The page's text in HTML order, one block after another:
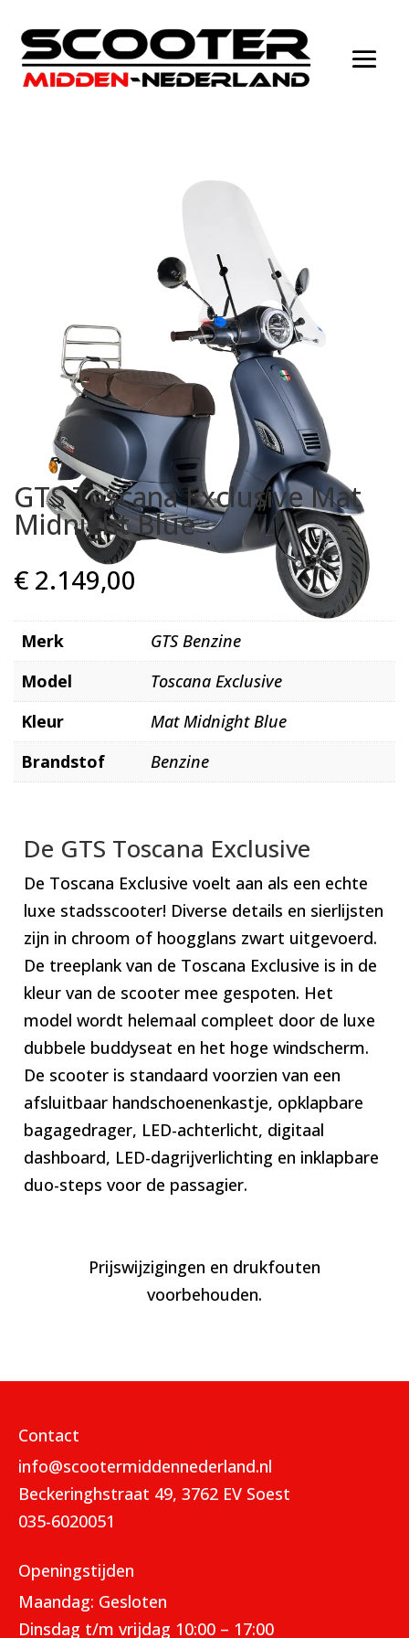
GTS Toscana Exclusive Mat
Midnight Blue
€ 2.149,00
Merk
GTS Benzine
Model
Toscana Exclusive
Kleur
Mat Midnight Blue
Brandstof
Benzine
De GTS Toscana Exclusive
De Toscana Exclusive voelt aan als een echte
luxe stadsscooter! Diverse details en sierlijsten
zijn in chroom of hoogglans zwart uitgevoerd.
De treeplank van de Toscana Exclusive is in de
kleur van de scooter mee gespoten. Het
model wordt helemaal compleet door de luxe
dubbele buddyseat en het hoge windscherm.
De scooter is standaard voorzien van een
afsluitbaar handschoenenkastje, opklapbare
bagagedrager, LED-achterlicht, digitaal
dashboard, LED-dagrijverlichting en inklapbare
duo-steps voor de passagier.
Prijswijzigingen en drukfouten
voorbehouden.
Contact
info@scootermiddennederland.nl
Beckeringhstraat 49, 3762 EV Soest
035-6020051
Openingstijden
Maandag: Gesloten
Dinsdag t/m vrijdag 10:00 – 17:00